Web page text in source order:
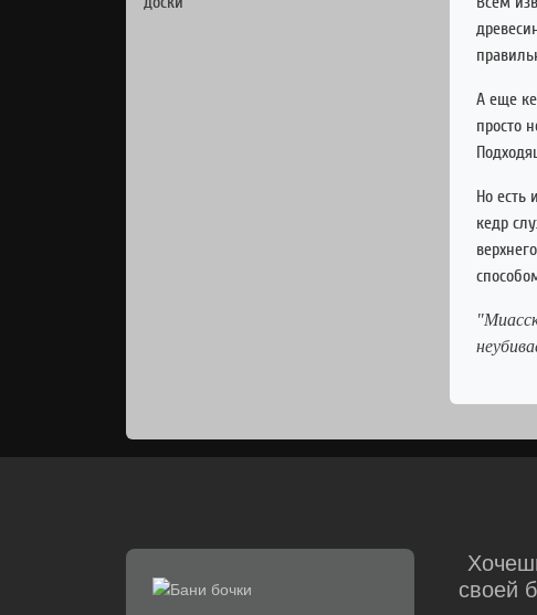
А еще
просто
Но есть
кедр
своей